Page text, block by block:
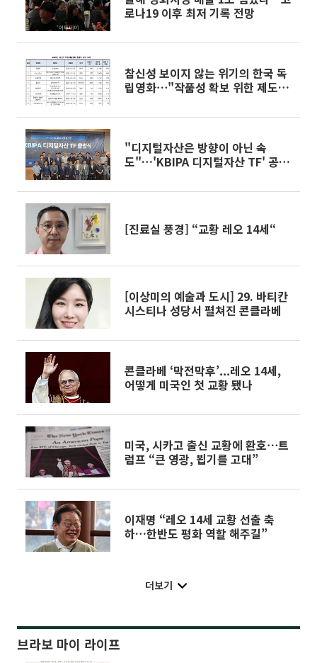
로나19 이후 최저 기록 전망
참신성 보이지 않는 위기의 한국 독
립영화⋯"작품성 확보 위한 제도적
"디지털자산은 방향이 아닌 속
도"…'KBIPA 디지털자산 TF' 공식
[진료실 풍경] “교황 레오 14세“
[이상미의 예술과 도시] 29. 바티칸
시스티나 성당서 펼쳐진 콘클라베
콘클라베 ‘막전막후’...레오 14세,
어떻게 미국인 첫 교황 됐나
미국, 시카고 출신 교황에 환호⋯트
럼프 “큰 영광, 뵙기를 고대”
이재명 “레오 14세 교황 선출 축
하…한반도 평화 역할 해주길”
더보기
브라보 마이 라이프